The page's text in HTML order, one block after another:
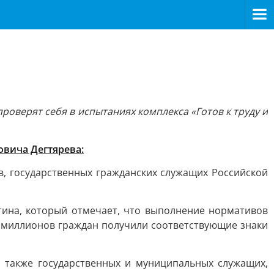
себя в испытаниях комплекса «Готов к труду и
Дегтярева:
государственных гражданских служащих Российской
который отмечает, что выполнение нормативов
граждан получили соответствующие знаки
государственных и муниципальных служащих,